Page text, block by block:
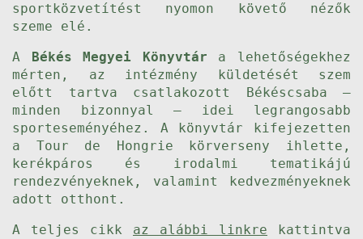
sportközvetítést nyomon követő nézők
szeme elé.
A Békés Megyei Könyvtár a lehetőségekhez
mérten, az intézmény küldetését szem
előtt tartva csatlakozott Békéscsaba –
minden bizonnyal – idei legrangosabb
sporteseményéhez. A könyvtár kifejezetten
a Tour de Hongrie körverseny ihlette,
kerékpáros és irodalmi tematikájú
rendezvényeknek, valamint kedvezményeknek
adott otthont.
A teljes cikk az alábbi linkre kattintva